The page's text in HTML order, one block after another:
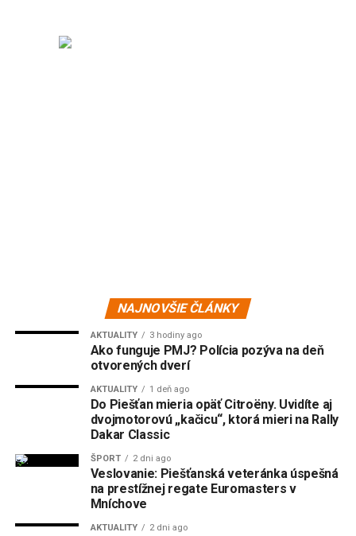
NAJNOVŠIE ČLÁNKY
AKTUALITY 3 hodiny ago
Ako funguje PMJ? Polícia pozýva na deň
otvorených dverí
AKTUALITY 1 deň ago
Do Piešťan mieria opäť Citroëny. Uvidíte aj
dvojmotorovú „kačicu“, ktorá mieri na Rally
Dakar Classic
ŠPORT 2 dni ago
Veslovanie: Piešťanská veteránka úspešná
na prestížnej regate Euromasters v
Mníchove
AKTUALITY 2 dni ago